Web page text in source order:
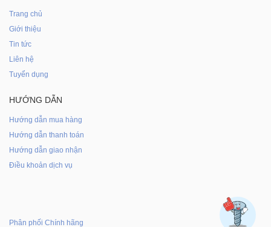
Trang chủ
Giới thiệu
Tin tức
Liên hệ
Tuyển dụng
HƯỚNG DẪN
Hướng dẫn mua hàng
Hướng dẫn thanh toán
Hướng dẫn giao nhận
Điều khoản dịch vụ
Phân phối Chính hãng